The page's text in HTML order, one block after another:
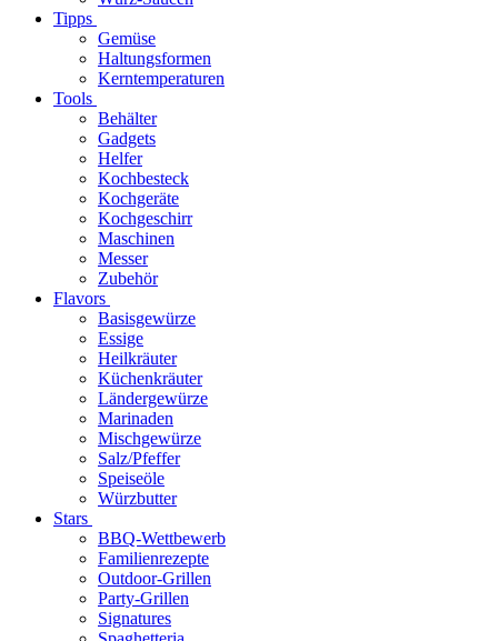
Tipps
Gemüse
Haltungsformen
Kerntemperaturen
Tools
Behälter
Gadgets
Helfer
Kochbesteck
Kochgeräte
Kochgeschirr
Maschinen
Messer
Zubehör
Flavors
Basisgewürze
Essige
Heilkräuter
Küchenkräuter
Ländergewürze
Marinaden
Mischgewürze
Salz/Pfeffer
Speiseöle
Würzbutter
Stars
BBQ-Wettbewerb
Familienrezepte
Outdoor-Grillen
Party-Grillen
Signatures